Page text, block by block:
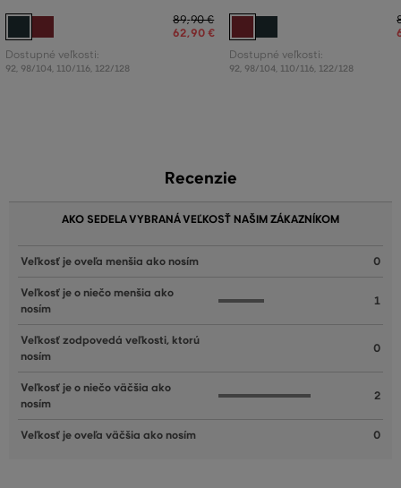
89,90 €
62,90 €
Dostupné veľkosti:
92, 98/104, 110/116, 122/128
Dostupné veľkosti:
92, 98/104, 110/116, 122/128
Recenzie
AKO SEDELA VYBRANÁ VEĽKOSŤ NAŠIM ZÁKAZNÍKOM
Veľkosť je oveľa menšia ako nosím 0
Veľkosť je o niečo menšia ako
nosím
1
Veľkosť zodpovedá veľkosti, ktorú
nosím
0
Veľkosť je o niečo väčšia ako
nosím
2
Veľkosť je oveľa väčšia ako nosím 0